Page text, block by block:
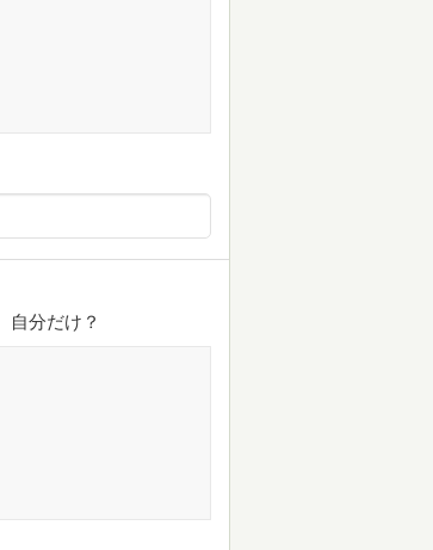
自分だけ？